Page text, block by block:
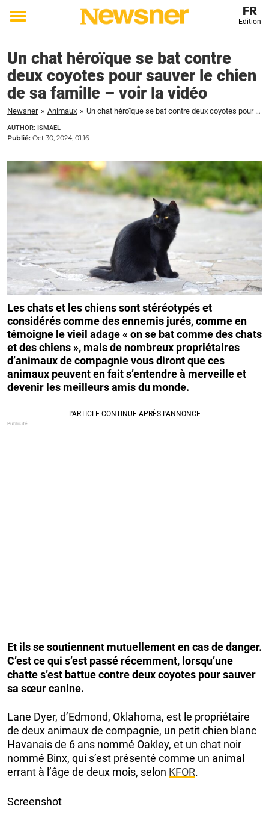
Toggle
FR
Edition
Un chat héroïque se bat contre
deux coyotes pour sauver le chien
de sa famille – voir la vidéo
Newsner » Animaux » Un chat héroïque se bat contre deux coyotes pour sauver le chien de sa famille – voir la vidéo
AUTHOR: ISMAEL
Publié: Oct 30, 2024, 01:16
Les chats et les chiens sont stéréotypés et
considérés comme des ennemis jurés, comme en
témoigne le vieil adage « on se bat comme des chats
et des chiens », mais de nombreux propriétaires
d’animaux de compagnie vous diront que ces
animaux peuvent en fait s’entendre à merveille et
devenir les meilleurs amis du monde.
Et ils se soutiennent mutuellement en cas de danger.
C’est ce qui s’est passé récemment, lorsqu’une
chatte s’est battue contre deux coyotes pour sauver
sa sœur canine.
Lane Dyer, d’Edmond, Oklahoma, est le propriétaire
de deux animaux de compagnie, un petit chien blanc
Havanais de 6 ans nommé Oakley, et un chat noir
nommé Binx, qui s’est présenté comme un animal
errant à l’âge de deux mois, selon KFOR.
Screenshot